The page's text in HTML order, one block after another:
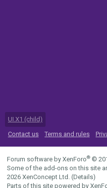
UI.X1 (child)
Contact us
Terms and rules
Forum software by XenForo® ©
Some of the add-ons on this site
2026 XenConcept Ltd. (Details)
Parts of this site powered by